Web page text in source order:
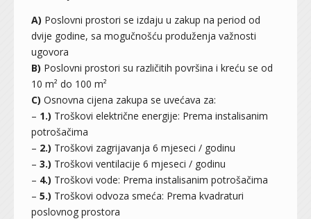
A) Poslovni prostori se izdaju u zakup na period od
dvije godine, sa mogučnošću produženja važnosti
ugovora
B) Poslovni prostori su različitih površina i kreću se od
10 m² do 100 m²
C) Osnovna cijena zakupa se uvećava za:
– 1.) Troškovi električne energije: Prema instalisanim
potrošačima
– 2.) Troškovi zagrijavanja 6 mjeseci / godinu
– 3.) Troškovi ventilacije 6 mjeseci / godinu
– 4.) Troškovi vode: Prema instalisanim potrošačima
– 5.) Troškovi odvoza smeća: Prema kvadraturi
poslovnog prostora